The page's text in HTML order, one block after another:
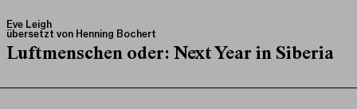
Eve Leigh
übersetzt von Henning Bochert
Luftmenschen oder: Next Year in Siberia